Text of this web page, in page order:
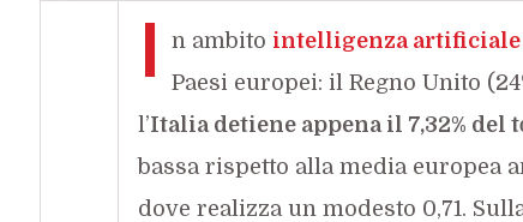
I n ambito intelligenza artificiale
Paesi europei: il Regno Unito
l’Italia detiene appena il 7,32% del
bassa rispetto alla media europea
dove realizza un modesto 0,71.